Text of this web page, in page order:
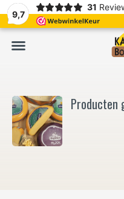
9,7
31
Vers van het mes en
Producten